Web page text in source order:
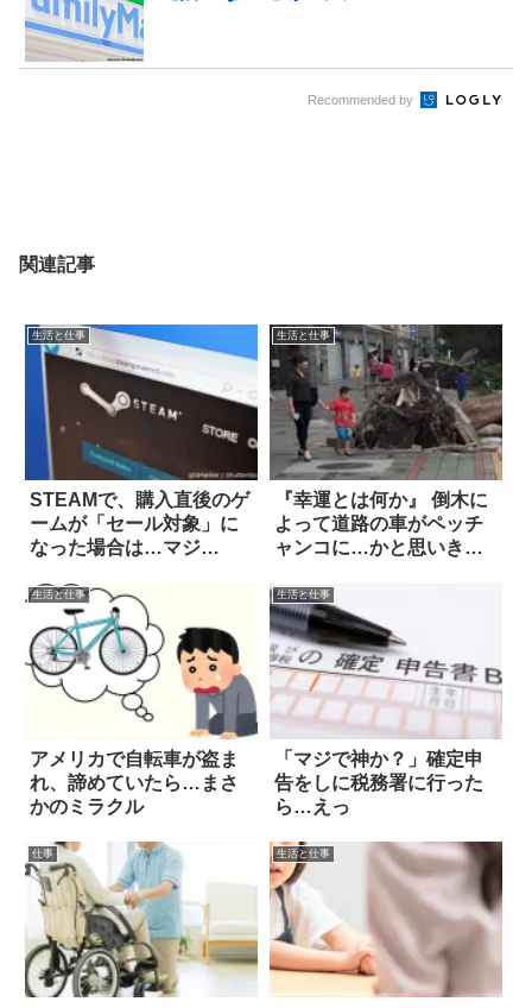
Recommended by
関連記事
生活と仕事
STEAMで、購入直後のゲ
ームが「セール対象」に
なった場合は…マジ
生活と仕事
『幸運とは何か』 倒木に
よって道路の車がペッチ
ャンコに…かと思いき
生活と仕事
アメリカで自転車が盗ま
れ、諦めていたら…まさ
かのミラクル
生活と仕事
「マジで神か？」確定申
告をしに税務署に行った
ら…えっ
仕事 生活と仕事